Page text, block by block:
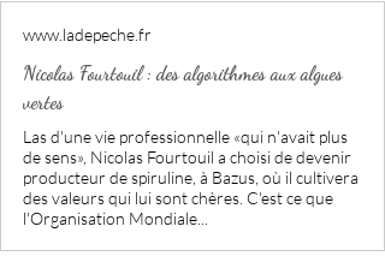
www.ladepeche.fr
Nicolas Fourtouil : des algorithmes aux algues
vertes
Las d'une vie professionnelle «qui n'avait plus
de sens», Nicolas Fourtouil a choisi de devenir
producteur de spiruline, à Bazus, où il cultivera
des valeurs qui lui sont chères. C'est ce que
l'Organisation Mondiale...